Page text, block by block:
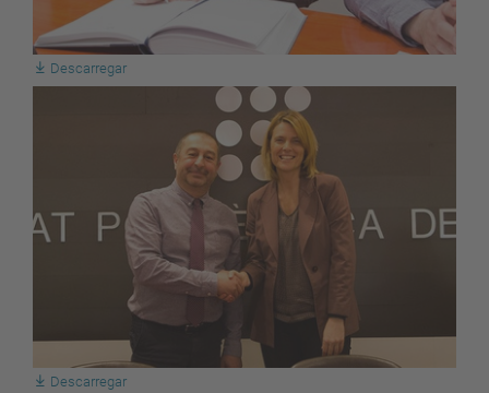
Descarregar
Descarregar